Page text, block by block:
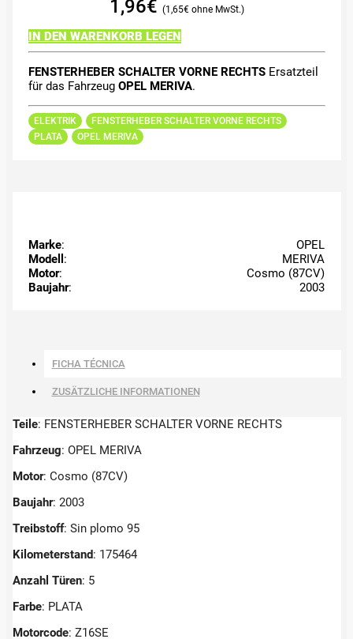
1,96€ 1,65€
IN DEN WARENKORB LEGEN
FENSTERHEBER SCHALTER VORNE RECHTSErsatzteil
für das Fahrzeug OPEL MERIVA.
ELEKTRIK
FENSTERHEBER SCHALTER VORNE RECHTS
PLATA
OPEL MERIVA
Marke:
OPEL
Modell :
MERIVA
Motor:
Cosmo (87CV)
Baujahr: 2003
FICHA TÉCNICA
ZUSÄTZLICHE INFORMATIONEN
Teile: FENSTERHEBER SCHALTER VORNE RECHTS
Fahrzeug: OPEL MERIVA
Motor: Cosmo (87CV)
Baujahr: 2003
Treibstoff: Sin plomo 95
Kilometerstand: 175464
Anzahl Türen: 5
Farbe: PLATA
Motorcode: Z16SE